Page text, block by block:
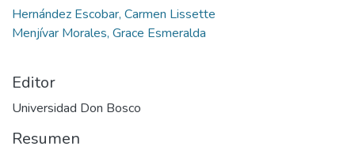
Hernández Escobar, Carmen Lissette
Menjívar Morales, Grace Esmeralda
Editor
Universidad Don Bosco
Resumen